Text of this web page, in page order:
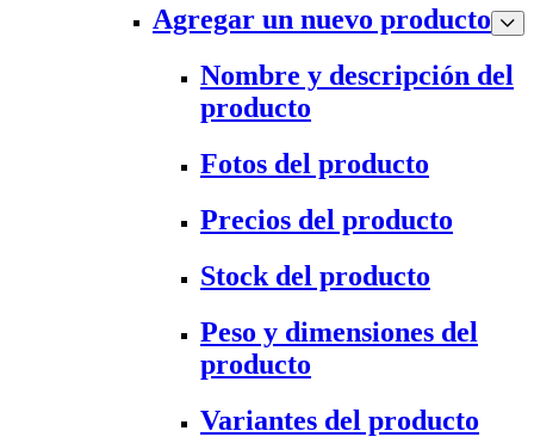
Agregar un nuevo producto
Nombre y descripción del
producto
Fotos del producto
Precios del producto
Stock del producto
Peso y dimensiones del
producto
Variantes del producto